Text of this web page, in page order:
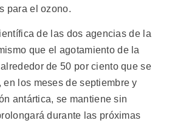
para el ozono.
de las dos agencias de la
que el agotamiento de la
de 50 por ciento que se
en los meses de septiembre y
antártica, se mantiene sin
durante las próximas